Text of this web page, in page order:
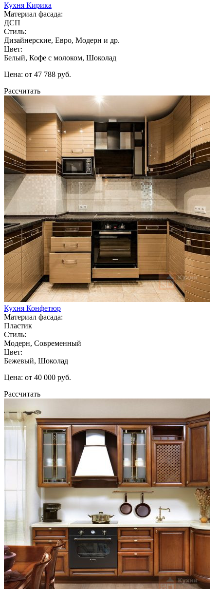
Кухня Кирика
Материал фасада:
ДСП
Стиль:
Дизайнерские, Евро, Модерн и др.
Цвет:
Белый, Кофе с молоком, Шоколад
Цена: от 47 788 руб.
Рассчитать
Кухня Конфетюр
Материал фасада:
Пластик
Стиль:
Модерн, Современный
Цвет:
Бежевый, Шоколад
Цена: от 40 000 руб.
Рассчитать